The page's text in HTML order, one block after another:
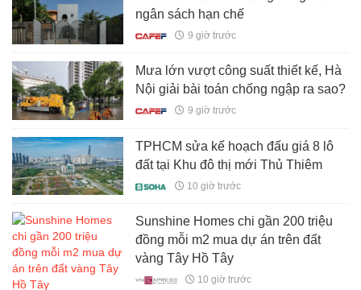
ngân sách hạn chế
9 giờ trước
Mưa lớn vượt công suất thiết kế, Hà
Nội giải bài toán chống ngập ra sao?
9 giờ trước
TPHCM sửa kế hoạch đấu giá 8 lô
đất tại Khu đô thị mới Thủ Thiêm
10 giờ trước
Sunshine Homes chi gần 200 triệu
đồng mỗi m2 mua dự án trên đất
vàng Tây Hồ Tây
10 giờ trước